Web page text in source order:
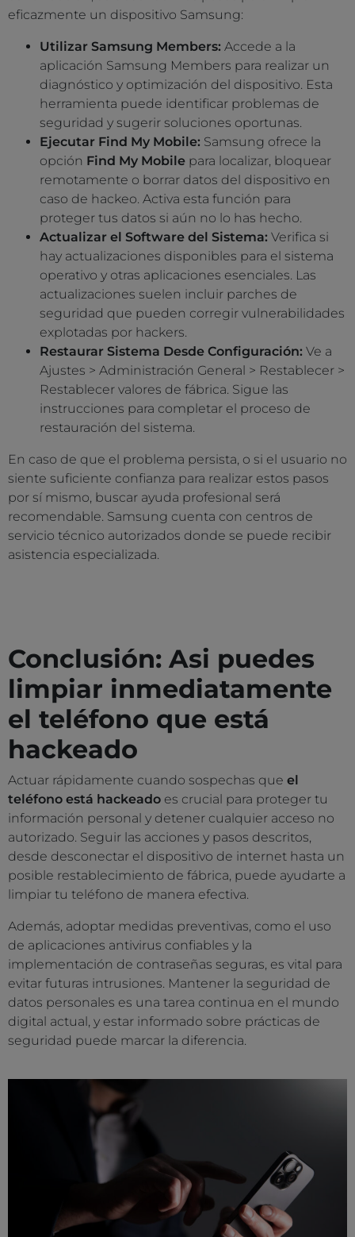
eficazmente un dispositivo Samsung:
Utilizar Samsung Members: Accede a la
aplicación Samsung Members para realizar un
diagnóstico y optimización del dispositivo. Esta
herramienta puede identificar problemas de
seguridad y sugerir soluciones oportunas.
Ejecutar Find My Mobile: Samsung ofrece la
opción Find My Mobile para localizar, bloquear
remotamente o borrar datos del dispositivo en
caso de hackeo. Activa esta función para
proteger tus datos si aún no lo has hecho.
Actualizar el Software del Sistema: Verifica si
hay actualizaciones disponibles para el sistema
operativo y otras aplicaciones esenciales. Las
actualizaciones suelen incluir parches de
seguridad que pueden corregir vulnerabilidades
explotadas por hackers.
Restaurar Sistema Desde Configuración: Ve a
Ajustes > Administración General > Restablecer >
Restablecer valores de fábrica. Sigue las
instrucciones para completar el proceso de
restauración del sistema.
En caso de que el problema persista, o si el usuario no
siente suficiente confianza para realizar estos pasos
por sí mismo, buscar ayuda profesional será
recomendable. Samsung cuenta con centros de
servicio técnico autorizados donde se puede recibir
asistencia especializada.
Conclusión: Asi puedes
limpiar inmediatamente
el teléfono que está
hackeado
Actuar rápidamente cuando sospechas que el
teléfono está hackeado es crucial para proteger tu
información personal y detener cualquier acceso no
autorizado. Seguir las acciones y pasos descritos,
desde desconectar el dispositivo de internet hasta un
posible restablecimiento de fábrica, puede ayudarte a
limpiar tu teléfono de manera efectiva.
Además, adoptar medidas preventivas, como el uso
de aplicaciones antivirus confiables y la
implementación de contraseñas seguras, es vital para
evitar futuras intrusiones. Mantener la seguridad de
datos personales es una tarea continua en el mundo
digital actual, y estar informado sobre prácticas de
seguridad puede marcar la diferencia.